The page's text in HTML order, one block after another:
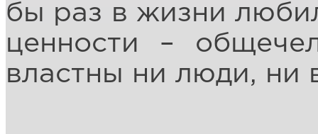
бы раз в жизни
ценности –
властны ни люди, ни